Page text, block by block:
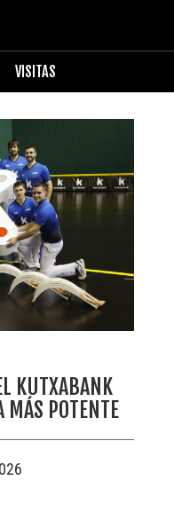
VISITAS
KUTXABANK
MÁS POTENTE